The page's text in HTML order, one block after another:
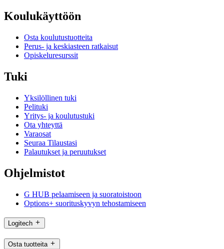
Koulukäyttöön
Osta koulutustuotteita
Perus- ja keskiasteen ratkaisut
Opiskeluresurssit
Tuki
Yksilöllinen tuki
Pelituki
Yritys- ja koulutustuki
Ota yhteyttä
Varaosat
Seuraa Tilaustasi
Palautukset ja peruutukset
Ohjelmistot
G HUB pelaamiseen ja suoratoistoon
Options+ suorituskyvyn tehostamiseen
Logitech
Osta tuotteita